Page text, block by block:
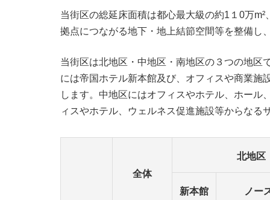
当街区の総延床面積は都心最大級の約1１0万
拠点につながる地下・地上結節空間等を整備し
当街区は北地区・中地区・南地区の３つの地区
には帝国ホテル新本館及び、オフィスや商業施
します。中地区にはオフィスやホテル、ホー
ィスやホテル、ウェルネス促進施設等からなる
全体
北地区
新本館 ノー